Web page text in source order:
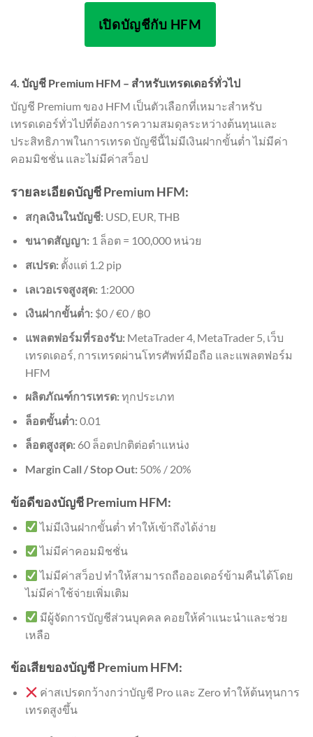
เปิดบัญชีกับ HFM
4. บัญชี Premium HFM – สำหรับเทรดเดอร์ทั่วไป
บัญชี Premium ของ HFM เป็นตัวเลือกที่เหมาะสำหรับ
เทรดเดอร์ทั่วไปที่ต้องการความสมดุลระหว่างต้นทุนและ
ประสิทธิภาพในการเทรด บัญชีนี้ไม่มีเงินฝากขั้นต่ำ ไม่มีค่า
คอมมิชชั่น และไม่มีค่าสว็อป
รายละเอียดบัญชี Premium HFM:
สกุลเงินในบัญชี:USD, EUR, THB
ขนาดสัญญา:1 ล็อต = 100,000 หน่วย
สเปรด:ตั้งแต่ 1.2 pip
เลเวอเรจสูงสุด:1:2000
เงินฝากขั้นต่ำ:$0 / €0 / ฿0
แพลตฟอร์มที่รองรับ:MetaTrader 4, MetaTrader 5, เว็บ
เทรดเดอร์, การเทรดผ่านโทรศัพท์มือถือ และแพลตฟอร์ม
HFM
ผลิตภัณฑ์การเทรด:ทุกประเภท
ล็อตขั้นต่ำ:0.01
ล็อตสูงสุด:60 ล็อตปกติต่อตำแหน่ง
Margin Call / Stop Out:50% / 20%
ข้อดีของบัญชี Premium HFM:
ไม่มีเงินฝากขั้นต่ำ ทำให้เข้าถึงได้ง่าย
ไม่มีค่าคอมมิชชั่น
ไม่มีค่าสว็อป ทำให้สามารถถือออเดอร์ข้ามคืนได้โดย
ไม่มีค่าใช้จ่ายเพิ่มเติม
มีผู้จัดการบัญชีส่วนบุคคล คอยให้คำแนะนำและช่วย
เหลือ
ข้อเสียของบัญชี Premium HFM:
ค่าสเปรดกว้างกว่าบัญชี Pro และ Zero ทำให้ต้นทุนการ
เทรดสูงขึ้น